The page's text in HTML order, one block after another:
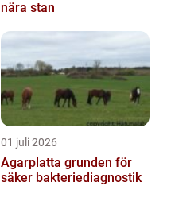
nära stan
01 juli 2026
Agarplatta grunden för
säker bakteriediagnostik